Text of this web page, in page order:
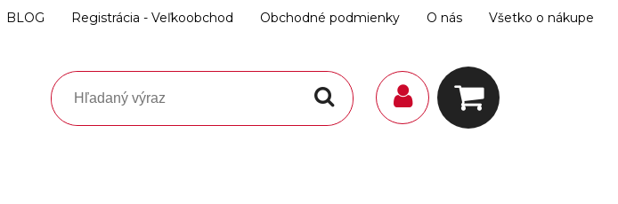
BLOG Registrácia - Veľkoobchod Obchodné podmienky O nás Všetko o nákupe